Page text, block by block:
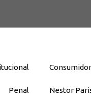
Consumidor
Penal Nestor